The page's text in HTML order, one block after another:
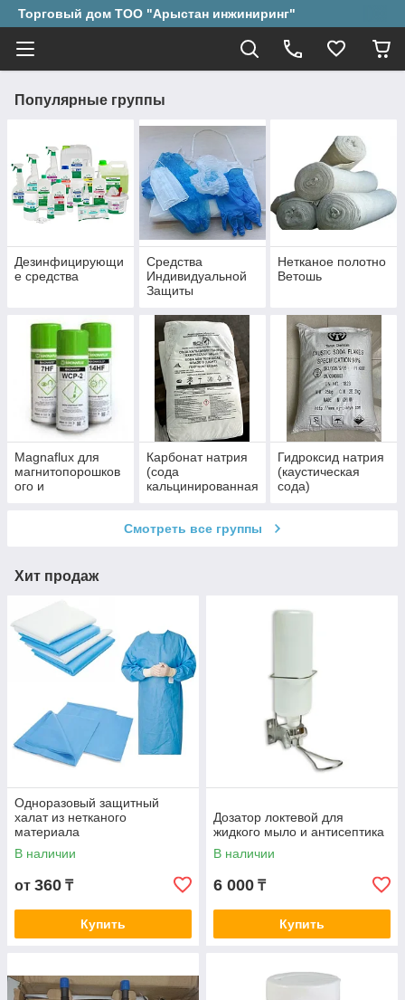
Торговый дом ТОО "Арыстан инжиниринг"
Популярные группы
Дезинфицирующи
е средства
Средства
Индивидуальной
Защиты
Нетканое полотно
Ветошь
Magnaflux для
магнитопорошков
ого и
Карбонат натрия
(сода
кальцинированная
Гидроксид натрия
(каустическая
сода)
Смотреть все группы
Хит продаж
Одноразовый защитный
халат из нетканого
материала
В наличии
от 360 ₸
Купить
Дозатор локтевой для
жидкого мыло и антисептика
В наличии
6 000 ₸
Купить